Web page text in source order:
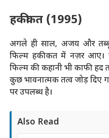
हकीकत (1995)
अगले ही साल, अजय और
फिल्म हकीकत में नज़र आए।
फिल्म की कहानी भी काफी
कुछ भावनात्मक तत्व जोड़ दिए
पर उपलब्ध है।
Also Read